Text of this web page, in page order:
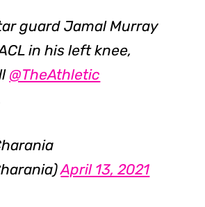
guard Jamal Murray
in his left knee,
@TheAthletic
April 13, 2021